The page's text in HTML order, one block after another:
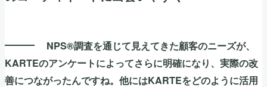
NPS®調査を通じて見えてきた顧客のニーズが、
KARTEのアンケートによってさらに明確になり、実際の改
善につながったんですね。他にはKARTEをどのように活用